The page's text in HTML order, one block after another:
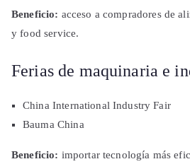
Beneficio: acceso a compradores de
y food service.
Ferias de maquinaria e
China International Industry Fair
Bauma China
Beneficio: importar tecnología más